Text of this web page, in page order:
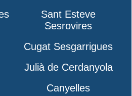
Sant Esteve
Sesrovires
Cugat Sesgarrigues
Julià de Cerdanyola
Canyelles